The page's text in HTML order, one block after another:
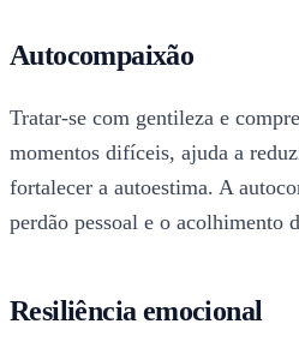
Autocompaixão
Tratar-se com gentileza e
momentos difíceis, ajuda a
fortalecer a autoestima. A
perdão pessoal e o acolhimento
Resiliência emocional